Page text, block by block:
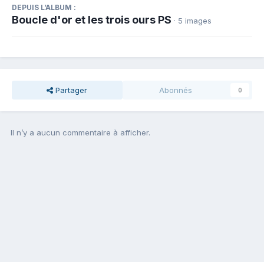
DEPUIS L’ALBUM :
Boucle d'or et les trois ours PS · 5 images
Partager Abonnés 0
Il n’y a aucun commentaire à afficher.